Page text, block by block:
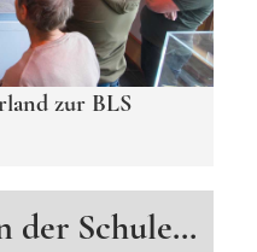
zur BLS
Weihnachtsessen der Schulen Grauholz im English Pub